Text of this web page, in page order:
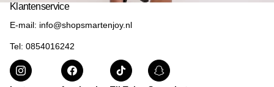
Klantenservice
E-mail: info@shopsmartenjoy.nl
Tel: 0854016242